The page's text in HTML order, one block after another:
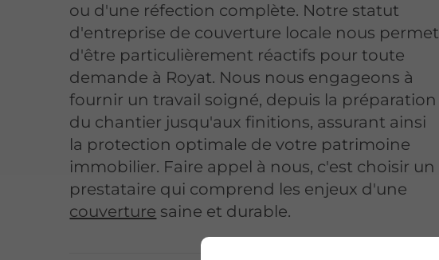
ou d'une réfection complète. Notre statut
d'entreprise de couverture locale nous permet
d'être particulièrement réactifs pour toute
demande à Royat. Nous nous engageons à
fournir un travail soigné, depuis la préparation
du chantier jusqu'aux finitions, assurant ainsi
la protection optimale de votre patrimoine
immobilier. Faire appel à nous, c'est choisir un
prestataire qui comprend les enjeux d'une
couverture saine et durable.